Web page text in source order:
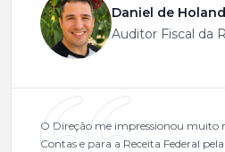
Daniel de
Auditor Fiscal da
O Direção me impressionou muito
Contas e para a Receita Federal